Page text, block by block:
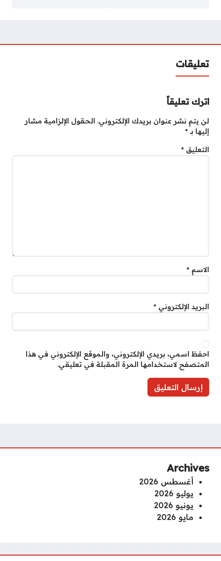
تعليقات
اترك تعليقاً
لن يتم نشر عنوان بريدك الإلكتروني. الحقول الإلزامية مشار
إليها بـ*
التعليق *
الاسم *
البريد الإلكتروني *
احفظ اسمي، بريدي الإلكتروني، والموقع الإلكتروني في هذا
المتصفح لاستخدامها المرة المقبلة في تعليقي.
Archives
أغسطس 2026
يوليو 2026
يونيو 2026
مايو 2026